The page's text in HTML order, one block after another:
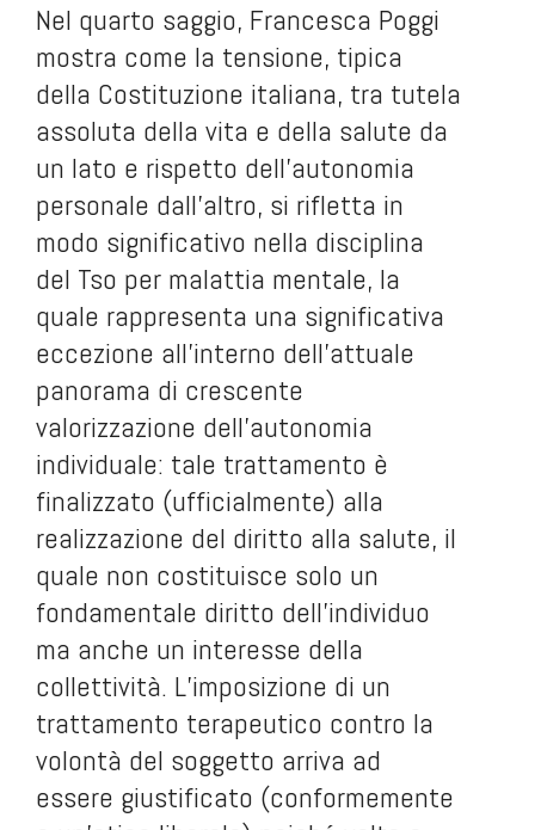
Nel quarto saggio, Francesca Poggi
mostra come la tensione, tipica
della Costituzione italiana, tra tutela
assoluta della vita e della salute da
un lato e rispetto dell’autonomia
personale dall’altro, si rifletta in
modo significativo nella disciplina
del Tso per malattia mentale, la
quale rappresenta una significativa
eccezione all’interno dell’attuale
panorama di crescente
valorizzazione dell’autonomia
individuale: tale trattamento è
finalizzato (ufficialmente) alla
realizzazione del diritto alla salute, il
quale non costituisce solo un
fondamentale diritto dell’individuo
ma anche un interesse della
collettività. L’imposizione di un
trattamento terapeutico contro la
volontà del soggetto arriva ad
essere giustificato (conformemente